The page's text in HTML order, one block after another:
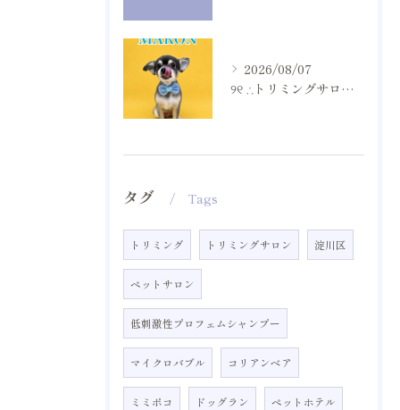
2026/08/07
୨୧ ∴トリミングサロン∴ ୨୧
タグ Tags
トリミング トリミングサロン 淀川区
ペットサロン
低刺激性プロフェムシャンプー
マイクロバブル コリアンベア
ミミポコ ドッグラン ペットホテル